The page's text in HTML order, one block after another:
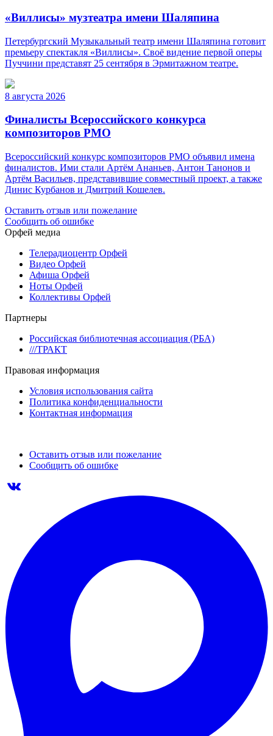
«Виллисы» музтеатра имени Шаляпина
Петербургский Музыкальный театр имени Шаляпина готовит
премьеру спектакля «Виллисы». Своё видение первой оперы
Пуччини представят 25 сентября в Эрмитажном театре.
8 августа 2026
Финалисты Всероссийского конкурса
композиторов РМО
Всероссийский конкурс композиторов РМО объявил имена
финалистов. Ими стали Артём Ананьев, Антон Танонов и
Артём Васильев, представившие совместный проект, а также
Динис Курбанов и Дмитрий Кошелев.
Оставить отзыв или пожелание
Сообщить об ошибке
Орфей медиа
Телерадиоцентр Орфей
Видео Орфей
Афиша Орфей
Ноты Орфей
Коллективы Орфей
Партнеры
Российская библиотечная ассоциация (РБА)
///ТРАКТ
Правовая информация
Условия использования сайта
Политика конфиденциальности
Контактная информация
Оставить отзыв или пожелание
Сообщить об ошибке